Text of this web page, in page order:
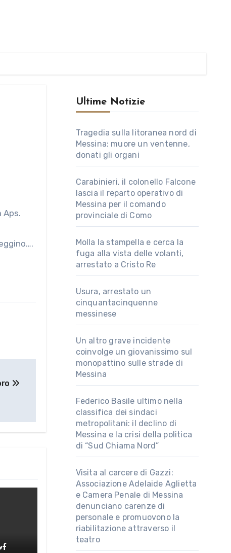
Ultime Notizie
Tragedia sulla litoranea nord di
Messina: muore un ventenne,
donati gli organi
Carabinieri, il colonello Falcone
lascia il reparto operativo di
Messina per il comando
provinciale di Como
Molla la stampella e cerca la
fuga alla vista delle volanti,
arrestato a Cristo Re
Usura, arrestato un
cinquantacinquenne
messinese
Un altro grave incidente
coinvolge un giovanissimo sul
monopattino sulle strade di
Messina
Federico Basile ultimo nella
classifica dei sindaci
metropolitani: il declino di
Messina e la crisi della politica
di “Sud Chiama Nord”
Visita al carcere di Gazzi:
Associazione Adelaide Aglietta
e Camera Penale di Messina
denunciano carenze di
personale e promuovono la
riabilitazione attraverso il
teatro